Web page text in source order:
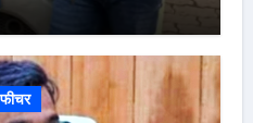
फीचर